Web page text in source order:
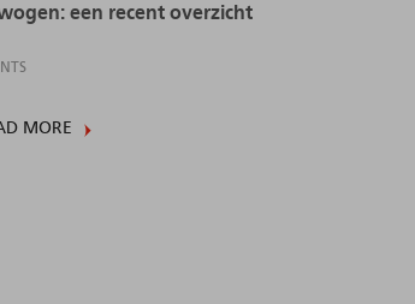
een recent overzicht
MORE